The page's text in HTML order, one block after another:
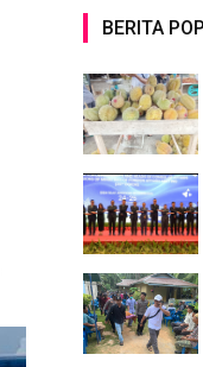
BERITA